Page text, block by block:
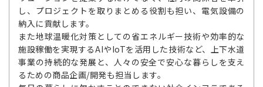
し、プロジェクトを取りまとめる役割も担い、電気設備の
納入に貢献します。
また地球温暖化対策としての省エネルギー技術や効率的な
施設稼働を実現するAIやIoTを活用した技術など、上下水道
事業の持続的な発展と、人々の安全で安心な暮らしを支え
るための商品企画/開発も担当します。